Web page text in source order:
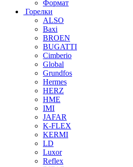
Формат
Горелки
ALSO
Baxi
BROEN
BUGATTI
Cimberio
Global
Grundfos
Hermes
HERZ
HME
IMI
JAFAR
K-FLEX
KERMI
LD
Luxor
Reflex